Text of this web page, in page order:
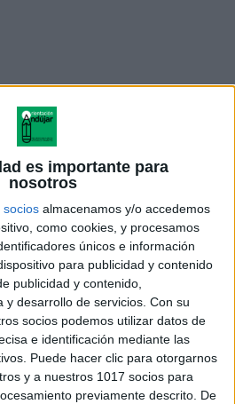
es importante para
nosotros
socios almacenamos y/o accedemos
como cookies, y procesamos
únicos e información
para publicidad y contenido
publicidad y contenido,
y desarrollo de servicios. Con su
socios podemos utilizar datos de
e identificación mediante las
Puede hacer clic para otorgarnos
y a nuestros 1017 socios para
previamente descrito. De
trabajar con este
simetría, buscamos que los
de simetría:
en dibujos y figuras.
fina:Trabajar la
y completar las figuras.